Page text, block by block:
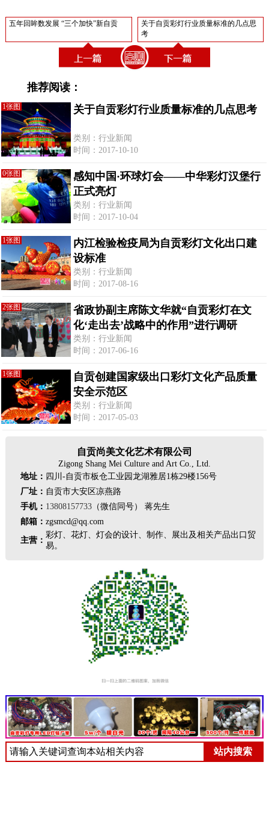
五年回眸数发展 “三个加快”新自贡
关于自贡彩灯行业质量标准的几点思
考
推荐阅读：
1张图 关于自贡彩灯行业质量标准的几点思考
类别：行业新闻
时间：2017-10-10
0张图
感知中国·环球灯会——中华彩灯汉堡行
正式亮灯
类别：行业新闻
时间：2017-10-04
1张图
内江检验检疫局为自贡彩灯文化出口建
设标准
类别：行业新闻
时间：2017-08-16
2张图
省政协副主席陈文华就“自贡彩灯在文
化‘走出去’战略中的作用”进行调研
类别：行业新闻
时间：2017-06-16
1张图
自贡创建国家级出口彩灯文化产品质量
安全示范区
类别：行业新闻
时间：2017-05-03
自贡尚美文化艺术有限公司
Zigong Shang Mei Culture and Art Co., Ltd.
地址： 四川-自贡市板仓工业园龙湖雅居1栋29楼156号
厂址： 自贡市大安区凉燕路
手机： 13808157733（微信同号） 蒋先生
邮箱： zgsmcd@qq.com
主营：
彩灯、花灯、灯会的设计、制作、展出及相关产品出口贸
易。